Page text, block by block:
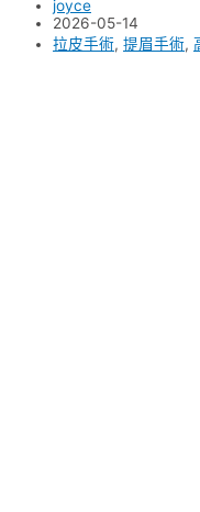
joyce
2026-05-14
拉皮手術, 提眉手術,